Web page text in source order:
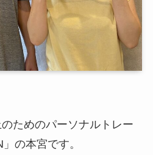
ためのパーソナルトレー
の本宮です。